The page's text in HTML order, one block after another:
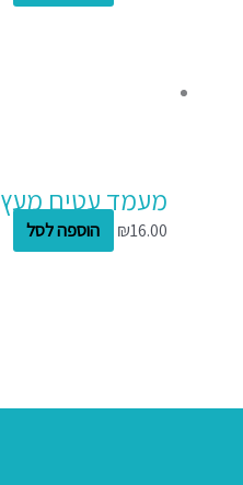
מעמד עטים מעץ
₪16.00 הוספה לסל